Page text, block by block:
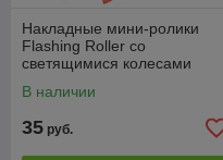
Накладные мини-ролики
Flashing Roller со
светящимися колесами
В наличии
35 руб.